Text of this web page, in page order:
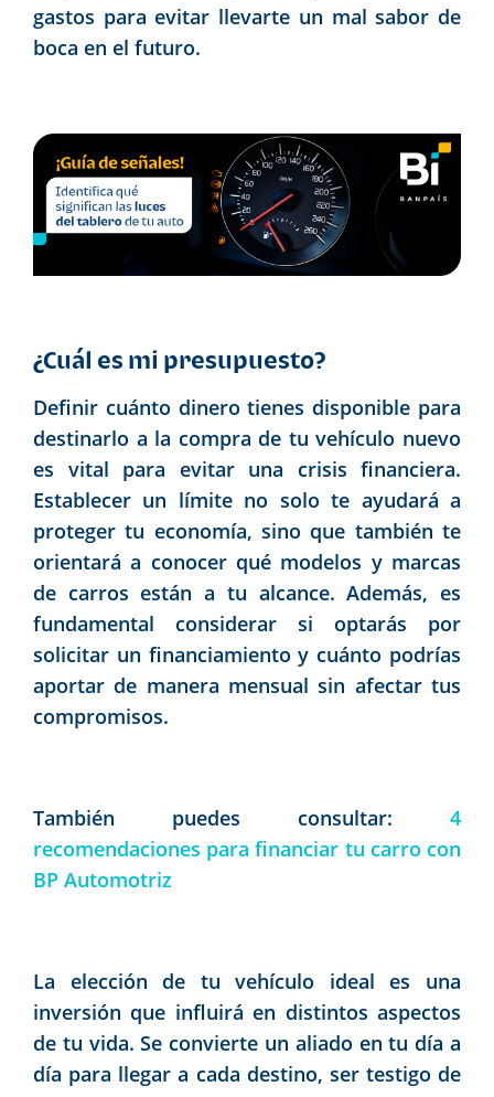
gastos para evitar llevarte un mal sabor de
boca en el futuro.
¿Cuál es mi presupuesto?
Definir cuánto dinero tienes disponible para
destinarlo a la compra de tu vehículo nuevo
es vital para evitar una crisis financiera.
Establecer un límite no solo te ayudará a
proteger tu economía, sino que también te
orientará a conocer qué modelos y marcas
de carros están a tu alcance. Además, es
fundamental considerar si optarás por
solicitar un financiamiento y cuánto podrías
aportar de manera mensual sin afectar tus
compromisos.
También puedes consultar: 4
recomendaciones para financiar tu carro con
BP Automotriz
La elección de tu vehículo ideal es una
inversión que influirá en distintos aspectos
de tu vida. Se convierte un aliado en tu día a
día para llegar a cada destino, ser testigo de